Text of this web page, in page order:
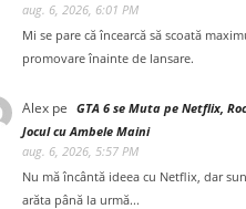
aug. 6, 2026, 6:01 PM
Mi se pare că încearcă să scoată
promovare înainte de lansare.
Alex pe GTA 6 se Muta pe Netflix,
Jocul cu Ambele Maini
aug. 6, 2026, 5:57 PM
Nu mă încântă ideea cu Netflix, dar
arăta până la urmă...